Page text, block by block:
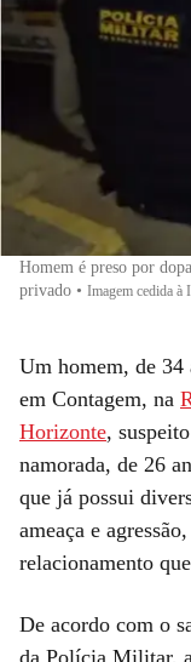
Homem é preso por
privado • Imagem cedida à
Um homem, de 34
em Contagem, na
Horizonte,
namorada, de 26
que já possui
ameaça e
relacionamento
De acordo com o
da Polícia Militar,